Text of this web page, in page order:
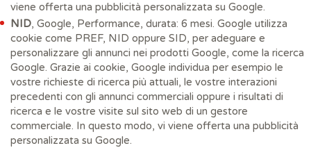
viene offerta una pubblicità personalizzata su Google.
NID, Google, Performance, durata: 6 mesi. Google utilizza
cookie come PREF, NID oppure SID, per adeguare e
personalizzare gli annunci nei prodotti Google, come la ricerca
Google. Grazie ai cookie, Google individua per esempio le
vostre richieste di ricerca più attuali, le vostre interazioni
precedenti con gli annunci commerciali oppure i risultati di
ricerca e le vostre visite sul sito web di un gestore
commerciale. In questo modo, vi viene offerta una pubblicità
personalizzata su Google.